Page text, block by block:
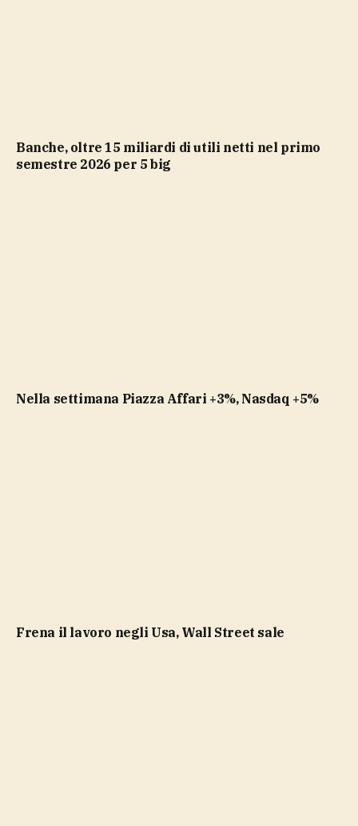
Banche, oltre 15 miliardi di utili netti nel primo
semestre 2026 per 5 big
Nella settimana Piazza Affari +3%, Nasdaq +5%
Frena il lavoro negli Usa, Wall Street sale